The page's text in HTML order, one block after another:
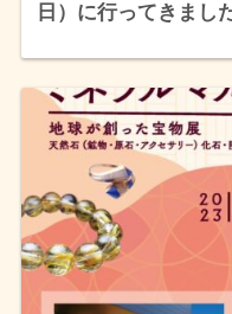
日）に行ってきまし